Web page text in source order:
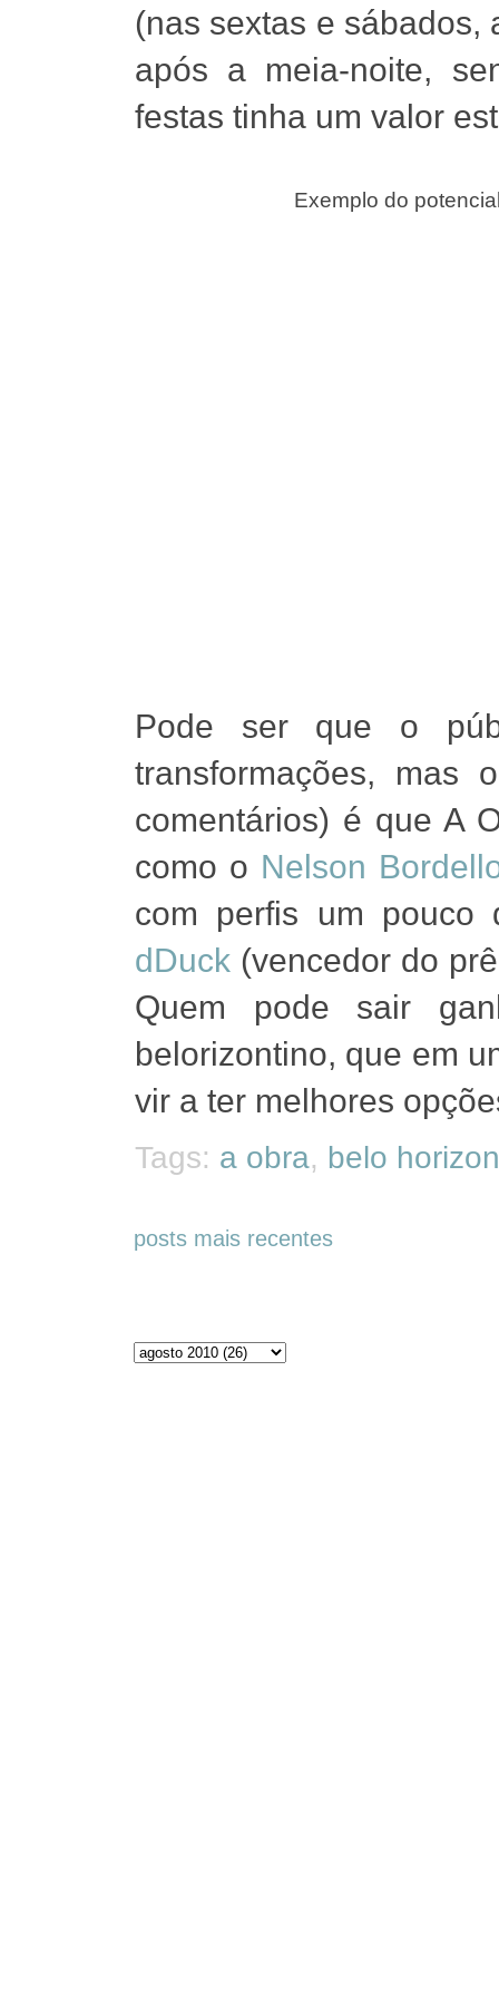
(nas sextas e sábados,
após a meia-noite,
festas tinha um valor
Exemplo do
Pode ser que o
transformações, mas
comentários) é que A
como o Nelson
com perfis um pouco
dDuck (vencedor do
Quem pode sair
belorizontino, que em
vir a ter melhores
Tags: a obra, belo
posts mais recentes